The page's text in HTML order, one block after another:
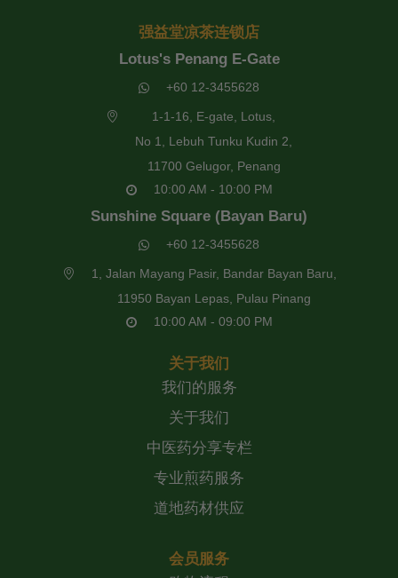
强益堂凉茶连锁店
Lotus's Penang E-Gate
+60 12-3455628
1-1-16, E-gate, Lotus,
No 1, Lebuh Tunku Kudin 2,
11700 Gelugor, Penang
10:00 AM - 10:00 PM
Sunshine Square (Bayan Baru)
+60 12-3455628
1, Jalan Mayang Pasir, Bandar Bayan Baru,
11950 Bayan Lepas, Pulau Pinang
10:00 AM - 09:00 PM
关于我们
我们的服务
关于我们
中医药分享专栏
专业煎药服务
道地药材供应
会员服务